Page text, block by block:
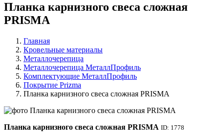
Планка карнизного свеса сложная
PRISMA
Главная
Кровельные материалы
Металлочерепица
Металлочерепица МеталлПрофиль
Комплектующие МеталлПрофиль
Покрытие Prizma
Планка карнизного свеса сложная PRISMA
Планка карнизного свеса сложная PRISMA ID: 1778